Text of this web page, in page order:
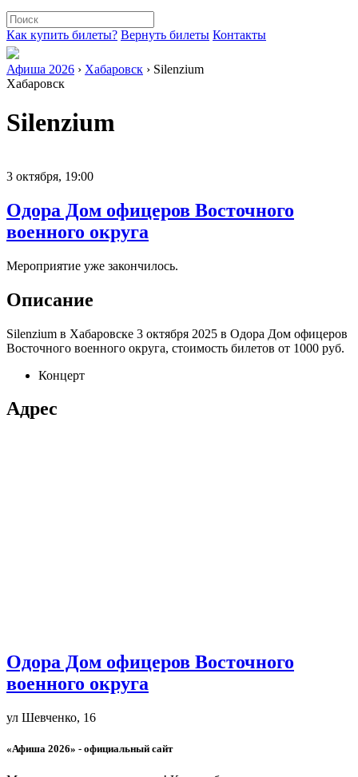
Как купить билеты? Вернуть билеты Контакты
Афиша 2026 › Хабаровск › Silenzium
Хабаровск
Silenzium
3 октября, 19:00
Одора Дом офицеров Восточного
военного округа
Мероприятие уже закончилось.
Описание
Silenzium в Хабаровске 3 октября 2025 в Одора Дом офицеров
Восточного военного округа, стоимость билетов от 1000 руб.
Концерт
Адрес
Одора Дом офицеров Восточного
военного округа
ул Шевченко, 16
«Афиша 2026» - официальный сайт